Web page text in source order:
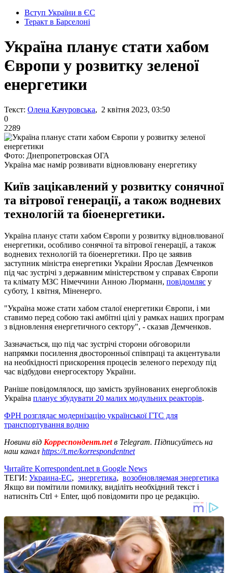
Вступ України в ЄС
Теракт в Барселоні
Україна планує стати хабом
Європи у розвитку зеленої
енергетики
Текст: Олена Качуровська, 2 квітня 2023, 03:50
0
2289
Фото: Днепропетровская ОГА
Україна має намір розвивати відновлювану енергетику
Київ зацікавлений у розвитку сонячної
та вітрової генерації, а також водневих
технологій та біоенергетики.
Україна планує стати хабом Європи у розвитку відновлюваної
енергетики, особливо сонячної та вітрової генерації, а також
водневих технологій та біоенергетики. Про це заявив
заступник міністра енергетики України Ярослав Демченков
під час зустрічі з державним міністерством у справах Європи
та клімату МЗС Німеччини Анною Люрманн, повідомляє у
суботу, 1 квітня, Міненерго.
"Україна може стати хабом сталої енергетики Європи, і ми
ставимо перед собою такі амбітні цілі у рамках наших програм
з відновлення енергетичного сектору", - сказав Демченков.
Зазначається, що під час зустрічі сторони обговорили
напрямки посилення двосторонньої співпраці та акцентували
на необхідності прискорення процесів зеленого переходу під
час відбудови енергосектору України.
Раніше повідомлялося, що замість зруйнованих енергоблоків
Україна планує збудувати 20 малих модульних реакторів.
ФРН розглядає модернізацію української ГТС для
транспортування водню
Новини від Корреспондент.netв Telegram. Підписуйтесь на
наш канал https://t.me/korrespondentnet
Читайте Korrespondent.net в Google News
ТЕГИ: Украина-ЕС, энергетика, возобновляемая энергетика
Якщо ви помітили помилку, виділіть необхідний текст і
натисніть Ctrl + Enter, щоб повідомити про це редакцію.